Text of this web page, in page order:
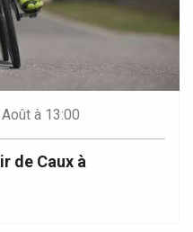
Août à 13:00
de Caux à